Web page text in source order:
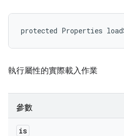
protected Properties
執行屬性的實際載入作業
參數
is